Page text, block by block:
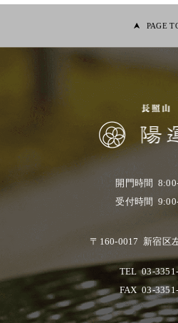
PAGE
開門時間
受付時間
〒160-0017 新宿区
TEL03-
FAX03-